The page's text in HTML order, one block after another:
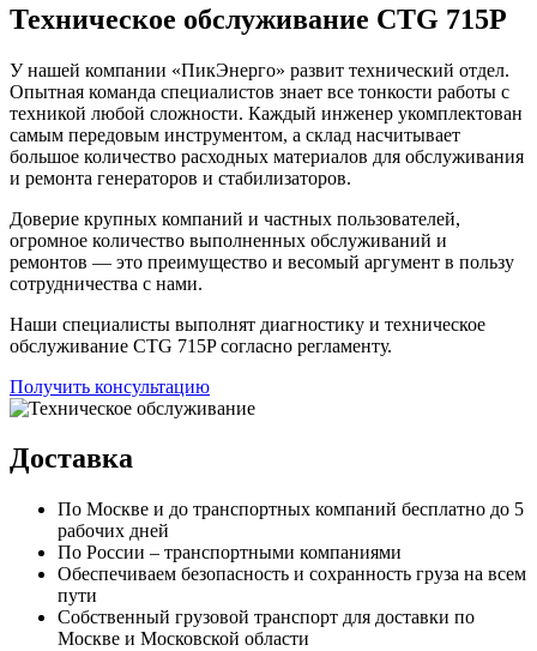
Техническое обслуживание CTG 715P
У нашей компании «ПикЭнерго» развит технический отдел.
Опытная команда специалистов знает все тонкости работы с
техникой любой сложности. Каждый инженер укомплектован
самым передовым инструментом, а склад насчитывает
большое количество расходных материалов для обслуживания
и ремонта генераторов и стабилизаторов.
Доверие крупных компаний и частных пользователей,
огромное количество выполненных обслуживаний и
ремонтов — это преимущество и весомый аргумент в пользу
сотрудничества с нами.
Наши специалисты выполнят диагностику и техническое
обслуживание CTG 715P согласно регламенту.
Получить консультацию
Доставка
По Москве и до транспортных компаний бесплатно до 5
рабочих дней
По России – транспортными компаниями
Обеспечиваем безопасность и сохранность груза на всем
пути
Собственный грузовой транспорт для доставки по
Москве и Московской области